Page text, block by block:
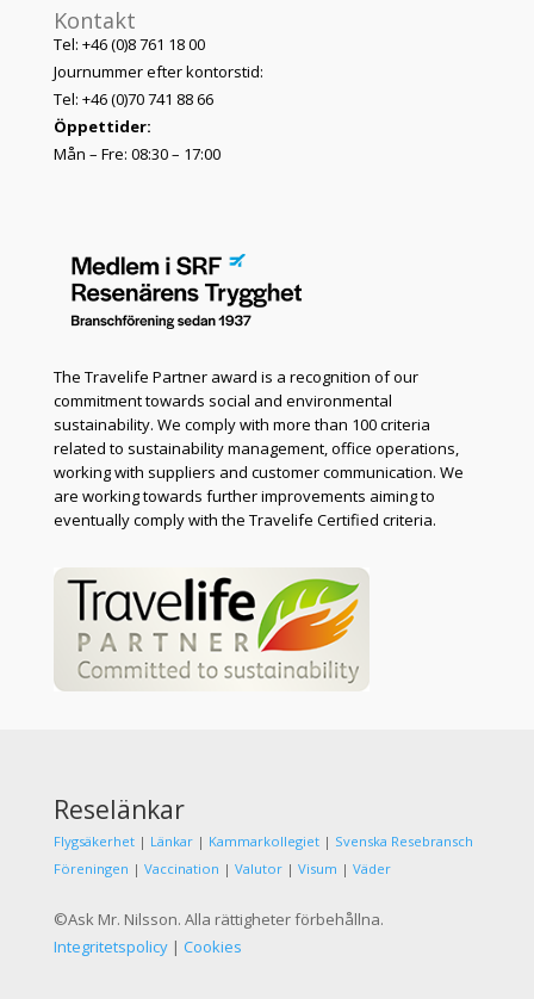
Kontakt
Tel: +46 (0)8 761 18 00
Journummer efter kontorstid:
Tel: +46 (0)70 741 88 66
Öppettider:
Mån – Fre: 08:30 – 17:00
The Travelife Partner award is a recognition of our
commitment towards social and environmental
sustainability. We comply with more than 100 criteria
related to sustainability management, office operations,
working with suppliers and customer communication. We
are working towards further improvements aiming to
eventually comply with the Travelife Certified criteria.
Reselänkar
Flygsäkerhet| Länkar| Kammarkollegiet| Svenska Resebransch
Föreningen | Vaccination | Valutor| Visum | Väder
©Ask Mr. Nilsson. Alla rättigheter förbehållna.
Integritetspolicy| Cookies